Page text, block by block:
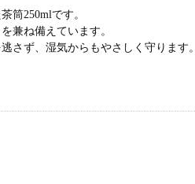
筒250mlです。
兼ね備えています。
さず、湿気からもやさしく守ります。